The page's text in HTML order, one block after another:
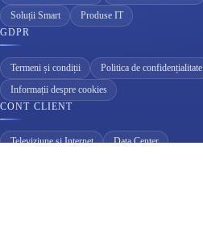
Soluții Smart
Produse IT
GDPR
Termeni și condiții Politica de confidențialitate
Informații despre cookies
CONT CLIENT
Televiziune și Internet Data Center